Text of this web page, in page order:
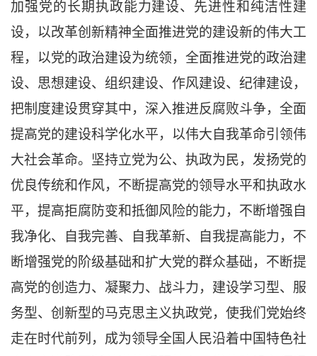
加强党的长期执政能力建设、先进性和纯洁性建
设，以改革创新精神全面推进党的建设新的伟大工
程，以党的政治建设为统领，全面推进党的政治建
设、思想建设、组织建设、作风建设、纪律建设，
把制度建设贯穿其中，深入推进反腐败斗争，全面
提高党的建设科学化水平，以伟大自我革命引领伟
大社会革命。坚持立党为公、执政为民，发扬党的
优良传统和作风，不断提高党的领导水平和执政水
平，提高拒腐防变和抵御风险的能力，不断增强自
我净化、自我完善、自我革新、自我提高能力，不
断增强党的阶级基础和扩大党的群众基础，不断提
高党的创造力、凝聚力、战斗力，建设学习型、服
务型、创新型的马克思主义执政党，使我们党始终
走在时代前列，成为领导全国人民沿着中国特色社